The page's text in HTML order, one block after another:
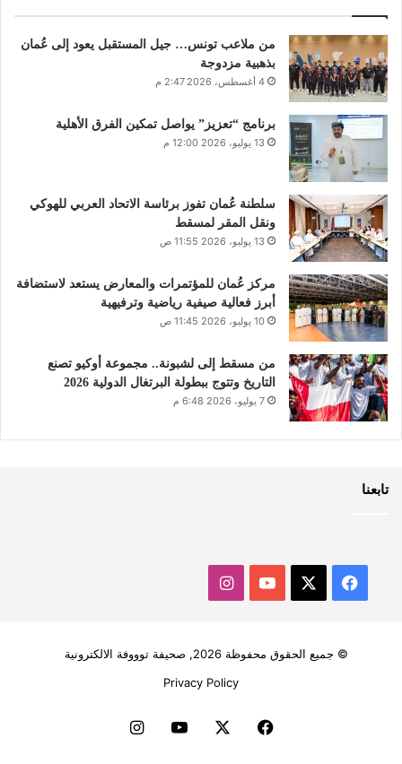
من ملاعب تونس… جيل المستقبل يعود إلى عُمان
بذهبية مزدوجة
4 أغسطس، 2026 2:47 م
برنامج “تعزيز” يواصل تمكين الفرق الأهلية
13 يوليو، 2026 12:00 م
سلطنة عُمان تفوز برئاسة الاتحاد العربي للهوكي
ونقل المقر لمسقط
13 يوليو، 2026 11:55 ص
مركز عُمان للمؤتمرات والمعارض يستعد لاستضافة
أبرز فعالية صيفية رياضية وترفيهية
10 يوليو، 2026 11:45 ص
من مسقط إلى لشبونة.. مجموعة أوكيو تصنع
التاريخ وتتوج ببطولة البرتغال الدولية 2026
7 يوليو، 2026 6:48 م
تابعنا
فيسبوك ‫YouTubeانستقرام
© جميع الحقوق محفوظة 2026, صحيفة توووفة الالكترونية
Privacy Policy
فيسبوك ‫YouTubeانستقرام